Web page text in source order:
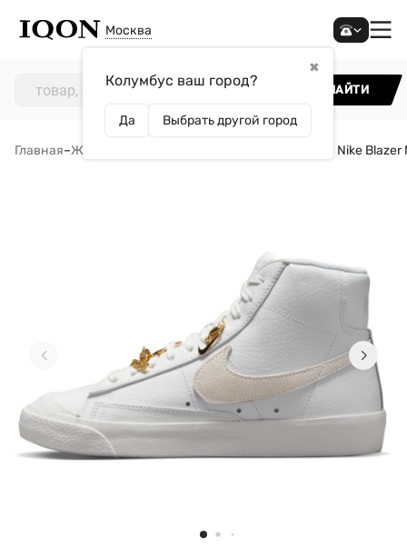
Москва
✖
Колумбус ваш город?
Да Выбрать другой город
НАЙТИ
Главная–Женщинам Кроссовки Nike